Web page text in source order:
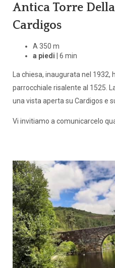
Antica Torre
Cardigos
A 350 m
a piedi | 6 min
La chiesa, inaugurata nel 1932,
parrocchiale risalente al 1525.
una vista aperta su Cardigos e
Vi invitiamo a comunicarcelo